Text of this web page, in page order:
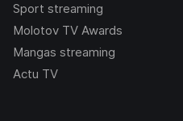
Sport streaming
Molotov TV Awards
Mangas streaming
Actu TV